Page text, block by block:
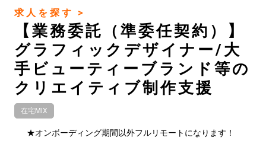
求人を探す >
【業務委託（準委任契約）】
グラフィックデザイナー/大
手ビューティーブランド等の
クリエイティブ制作支援
在宅MIX
★オンボーディング期間以外フルリモートになります！